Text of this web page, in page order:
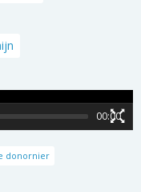
00:00
donornier